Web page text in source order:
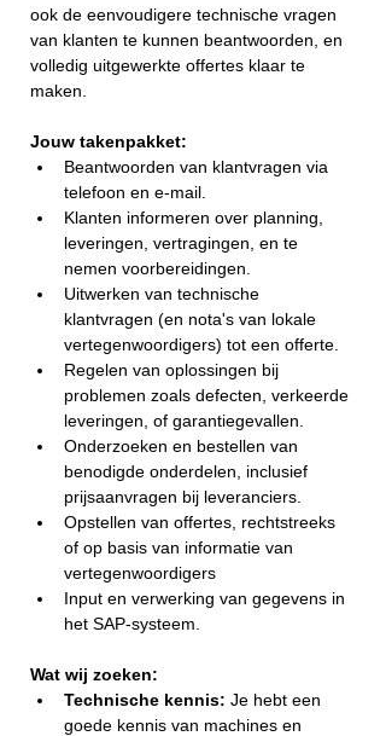
ook de eenvoudigere technische vragen
van klanten te kunnen beantwoorden, en
volledig uitgewerkte offertes klaar te
maken.
Jouw takenpakket:
Beantwoorden van klantvragen via
telefoon en e-mail.
Klanten informeren over planning,
leveringen, vertragingen, en te
nemen voorbereidingen.
Uitwerken van technische
klantvragen (en nota's van lokale
vertegenwoordigers) tot een offerte.
Regelen van oplossingen bij
problemen zoals defecten, verkeerde
leveringen, of garantiegevallen.
Onderzoeken en bestellen van
benodigde onderdelen, inclusief
prijsaanvragen bij leveranciers.
Opstellen van offertes, rechtstreeks
of op basis van informatie van
vertegenwoordigers
Input en verwerking van gegevens in
het SAP-systeem.
Wat wij zoeken:
Technische kennis: Je hebt een
goede kennis van machines en